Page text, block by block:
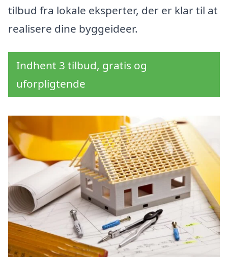
tilbud fra lokale eksperter, der er klar til at
realisere dine byggeideer.
Indhent 3 tilbud, gratis og
uforpligtende